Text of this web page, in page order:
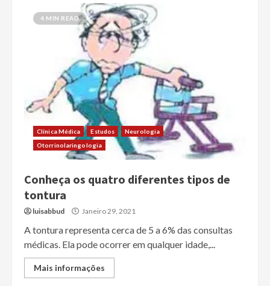
4 MIN READ
Clínica Médica Estudos
Neurologia
Otorrinolaringologia
Conheça os quatro diferentes tipos de
tontura
luisabbud Janeiro 29, 2021
A tontura representa cerca de 5 a 6% das consultas
médicas. Ela pode ocorrer em qualquer idade,...
Mais informações